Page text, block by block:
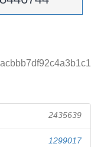
2435639
1299017